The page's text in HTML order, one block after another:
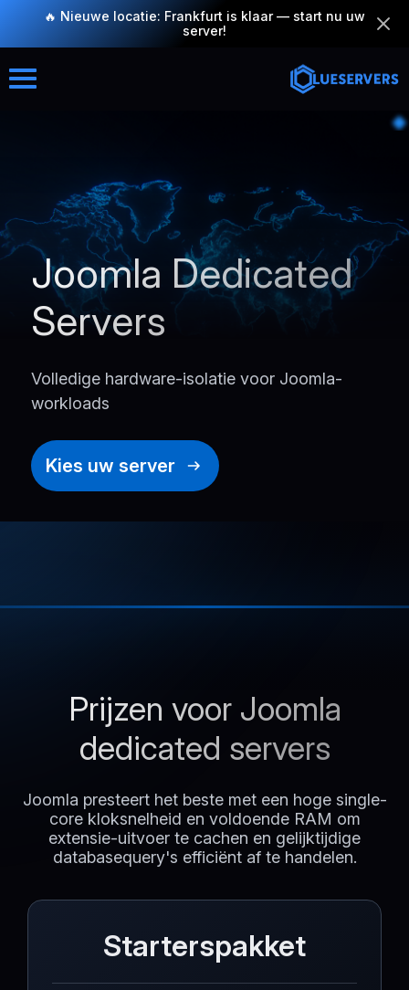
🔥 Nieuwe locatie: Frankfurt is klaar — start nu uw
server!
Joomla Dedicated
Servers
Volledige hardware-isolatie voor Joomla-
workloads
Kies uw server
Prijzen voor Joomla
dedicated servers
Joomla presteert het beste met een hoge single-
core kloksnelheid en voldoende RAM om
extensie-uitvoer te cachen en gelijktijdige
databasequery's efficiënt af te handelen.
Starterspakket